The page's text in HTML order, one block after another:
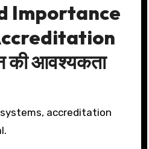
Importance
की आवश्यकता
accreditation